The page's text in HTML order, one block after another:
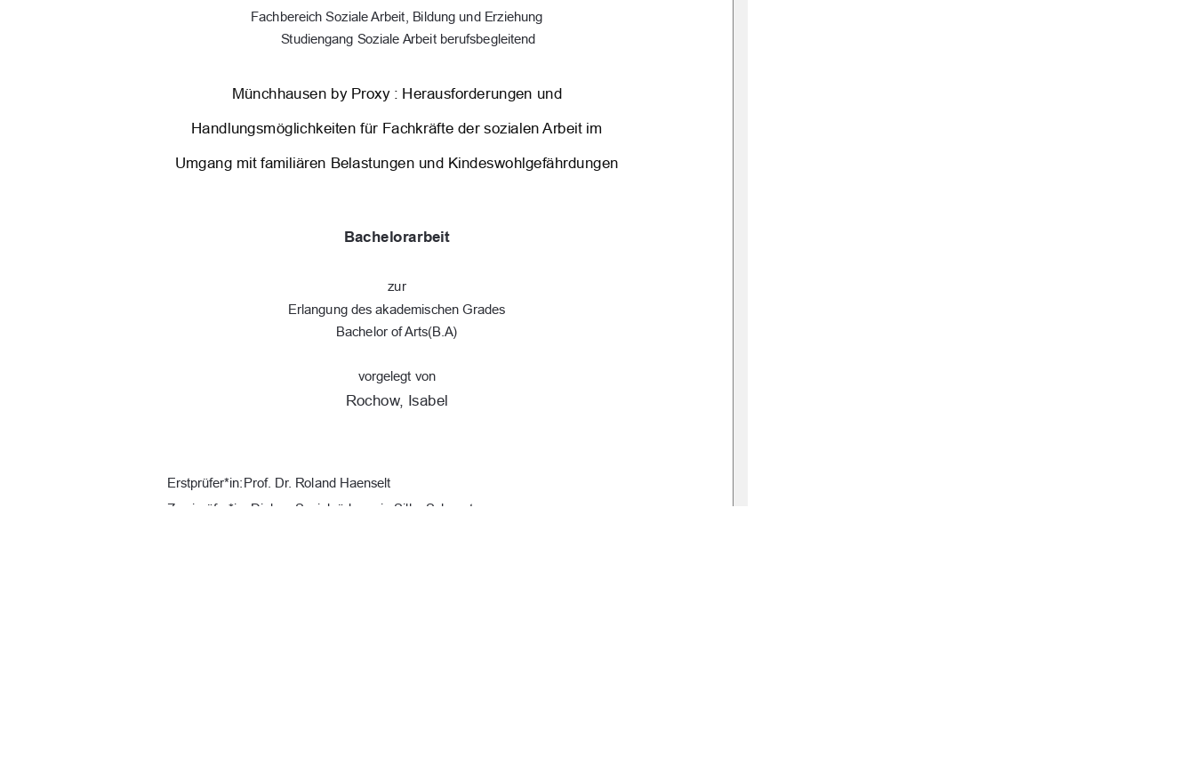
Fachbereich Soziale Arbeit, Bildung und Erziehung
Studiengang Soziale Arbeit berufsbegleitend
Münchhausen by Proxy : Herausforderungen und
Handlungsmöglichkeiten für Fachkräfte der sozialen Arbeit im
Umgang mit familiären Belastungen und Kindeswohlgefährdungen
Bachelorarbeit
zur
Erlangung des akademischen Grades
Bachelor of Arts(B.A)
vorgelegt von
Rochow, Isabel
Erstprüfer*in: Prof. Dr. Roland Haenselt
Zweiprüfer*in: Diplom Sozialpädagogin Silke Schwartz